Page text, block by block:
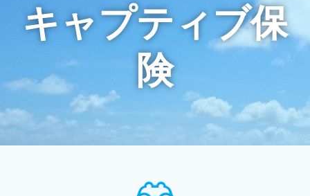
キ
ッ
プ
キャプティブ保
険